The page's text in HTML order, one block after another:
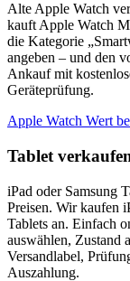
Alte Apple Watch
kauft Apple Watch
die Kategorie
angeben – und den
Ankauf mit
Geräteprüfung.
Apple Watch Wert
Tablet
iPad oder Samsung
Preisen. Wir kaufen
Tablets an. Einfach
auswählen, Zustand
Versandlabel,
Auszahlung.